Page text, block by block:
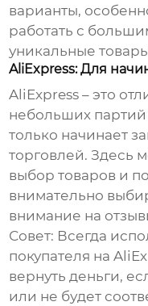
варианты,
работать с
уникальные
AliExpress: Для
AliExpress – это
небольших партий
только начинает
торговлей. Здесь
выбор товаров и
внимательно
внимание на
Совет: Всегда
покупателя на
вернуть деньги,
или не будет